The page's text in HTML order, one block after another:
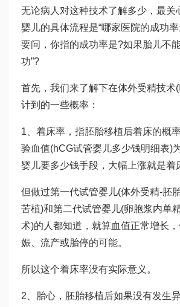
无论病人对这种技术了解多少，最关
婴儿的具体流程是“哪家医院的成功
要问，你指的成功率是?如果胎儿不
功”?
首先，我们来了解下在体外受精技术
计到的一些概率：
1、着床率，指胚胎移植后着床的概
验血值(hCG试管婴儿多少钱明细表)
婴儿要多少钱手段，大幅上涨就是着
但做过第一代试管婴儿(体外受精-胚
苦植)和第二代试管婴儿(卵胞浆内单
术)的人都知道，就算血值正常增长
娠、流产或胎停的可能。
所以这个着床率没有实际意义。
2、胎心，胚胎移植后如果没有发生